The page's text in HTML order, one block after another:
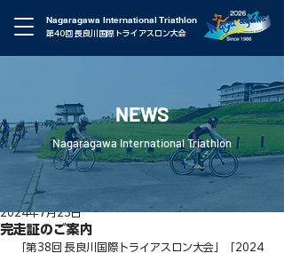
Nagaragawa International Triathlon
第40回 長良川国際トライアスロン大会
完走証のご案内
2024年7月23日
「第38回 長良川国際トライアスロン大会」「2024
NEWS
Nagaragawa International Triathlon